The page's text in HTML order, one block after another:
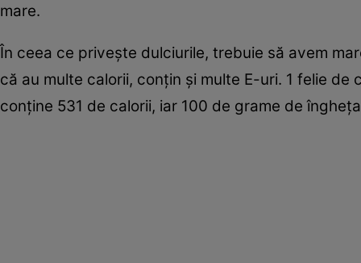
mare.
În ceea ce priveşte dulciurile, trebuie să avem
că au multe calorii, conţin şi multe E-uri. 1 felie
conţine 531 de calorii, iar 100 de grame de